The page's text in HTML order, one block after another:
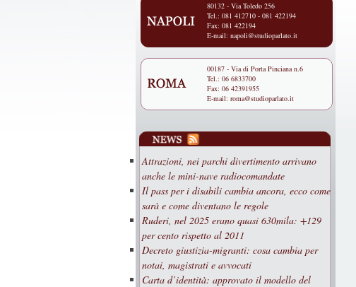
80132 - Via Toledo 256
Tel.: 081 412710 - 081 422194
Fax: 081 422194
E-mail: napoli@studioparlato.it
00187 - Via di Porta Pinciana n.6
Tel.: 06 6833700
Fax: 06 42391955
E-mail: roma@studioparlato.it
Attrazioni, nei parchi divertimento arrivano
anche le mini-nave radiocomandate
Il pass per i disabili cambia ancora, ecco come
sarà e come diventano le regole
Ruderi, nel 2025 erano quasi 630mila: +129
per cento rispetto al 2011
Decreto giustizia-migranti: cosa cambia per
notai, magistrati e avvocati
Carta d’identità: approvato il modello del